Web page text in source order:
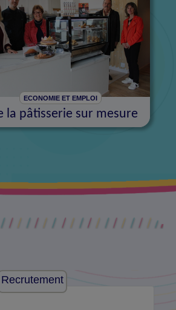
ECONOMIE ET EMPLOI
la pâtisserie sur mesure
Recrutement